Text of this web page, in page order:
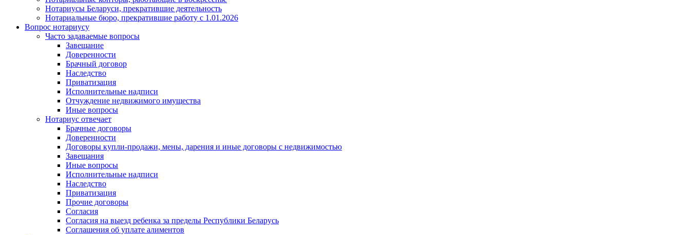
Нотариусы Беларуси, прекратившие деятельность
Нотариальные бюро, прекратившие работу с 1.01.2026
Вопрос нотариусу
Часто задаваемые вопросы
Завещание
Доверенности
Брачный договор
Наследство
Приватизация
Исполнительные надписи
Отчуждение недвижимого имущества
Иные вопросы
Нотариус отвечает
Брачные договоры
Доверенности
Договоры купли-продажи, мены, дарения и иные договоры с недвижимостью
Завещания
Иные вопросы
Исполнительные надписи
Наследство
Приватизация
Прочие договоры
Согласия
Согласия на выезд ребенка за пределы Республики Беларусь
Соглашения об уплате алиментов